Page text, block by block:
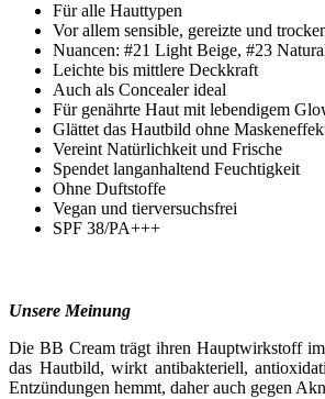
Für alle Hauttypen
Vor allem sensible, gereizte und
Nuancen: #21 Light Beige, #23
Leichte bis mittlere Deckkraft
Auch als Concealer ideal
Für genährte Haut mit lebendigem
Glättet das Hautbild ohne
Vereint Natürlichkeit und Frische
Spendet langanhaltend Feuchtigkeit
Ohne Duftstoffe
Vegan und tierversuchsfrei
SPF 38/PA+++
Unsere Meinung
Die BB Cream trägt ihren Hauptwirkstoff
das Hautbild, wirkt antibakteriell,
Entzündungen hemmt, daher auch gegen